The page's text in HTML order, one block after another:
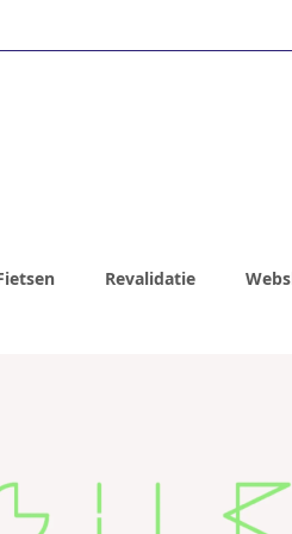
Revalidatie